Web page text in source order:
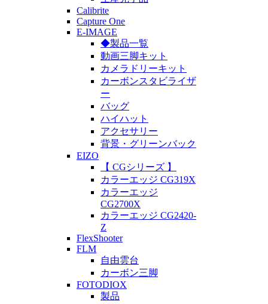
Calibrite
Capture One
E-IMAGE
◆製品一覧
動画三脚キット
カメラドリーキット
カーボンスタビライザ
ー
バッグ
ハイハット
アクセサリー
背景・グリーンバック
EIZO
【 CGシリーズ 】
カラーエッジ CG319X
カラーエッジ
CG2700X
カラーエッジ CG2420-
Z
FlexShooter
FLM
自由雲台
カーボン三脚
FOTODIOX
製品